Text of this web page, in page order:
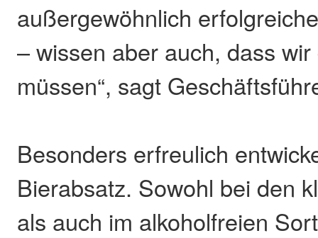
außergewöhnlich
– wissen aber auch, dass
müssen“, sagt
Besonders erfreulich
Bierabsatz. Sowohl bei den
als auch im alkoholfreien